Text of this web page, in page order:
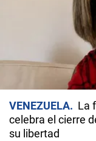
VENEZUELA
La
celebra el cierre
su libertad